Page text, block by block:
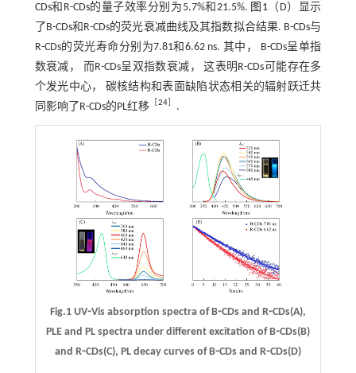
CDs和R-CDs的量子效率分别为5.7%和21.5%. 图1（D）显示
了B-CDs和R-CDs的荧光衰减曲线及其指数拟合结果. B-CDs与
R-CDs的荧光寿命分别为7.81和6.62 ns. 其中， B-CDs呈单指
数衰减， 而R-CDs呈双指数衰减， 这表明R-CDs可能存在多
个发光中心， 碳核结构和表面缺陷状态相关的辐射跃迁共
同影响了R-CDs的PL红移 ［24］ .
Fig.1 UV⁃Vis absorption spectra of B⁃CDs and R⁃CDs(A),
PLE and PL spectra under different excitation of B⁃CDs(B)
and R⁃CDs(C), PL decay curves of B⁃CDs and R⁃CDs(D)